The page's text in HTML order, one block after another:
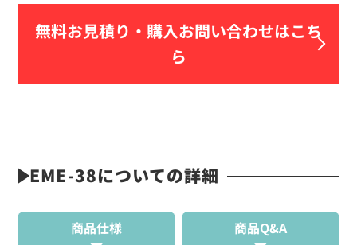
無料お見積り・ 購入お問い合わせはこち
ら
EME-38についての詳細
商品仕様 商品Q&A